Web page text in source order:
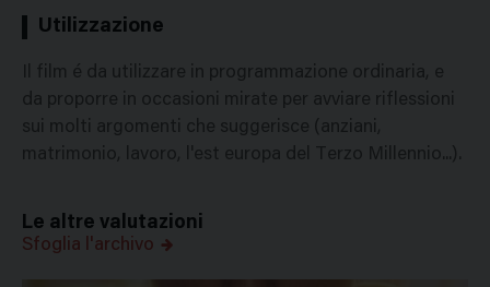
Utilizzazione
Il film é da utilizzare in programmazione ordinaria, e
da proporre in occasioni mirate per avviare riflessioni
sui molti argomenti che suggerisce (anziani,
matrimonio, lavoro, l'est europa del Terzo Millennio...).
Le altre valutazioni
Sfoglia l'archivo